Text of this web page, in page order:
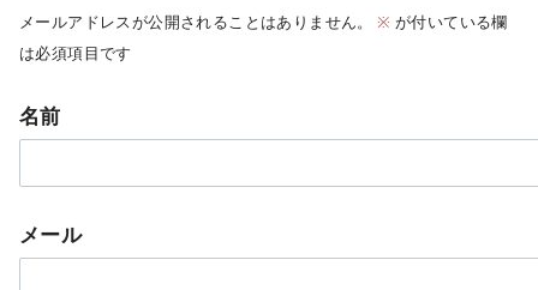
メールアドレスが公開されることはありません。 ※ が付いている欄
は必須項目です
名前
メール